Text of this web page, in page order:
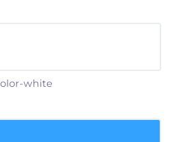
white